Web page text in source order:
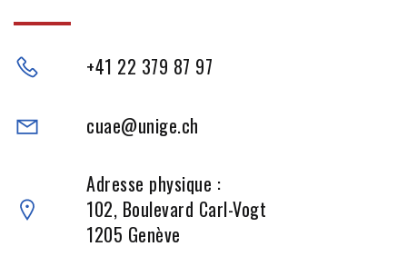
+41 22 379 87 97
cuae@unige.ch
Adresse physique :
102, Boulevard Carl-Vogt
1205 Genève